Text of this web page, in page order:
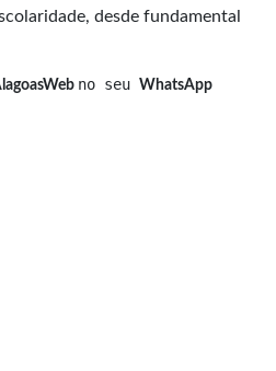
desde fundamental
no seu WhatsApp